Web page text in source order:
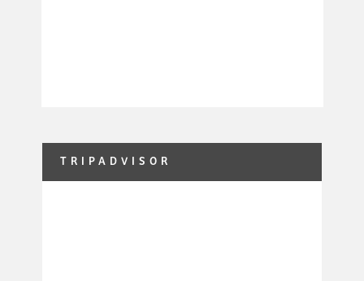
TRIPADVISOR